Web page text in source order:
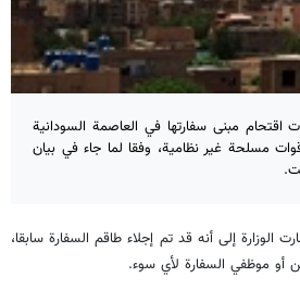
اقتحام مبنى سفارتها في العاصمة السودانية
مسلحة غير نظامية، وفقا لما جاء في بيان
الوزارة إلى أنه قد تم إجلاء طاقم السفارة سابقا،
أو موظفي السفارة لأي سوء.